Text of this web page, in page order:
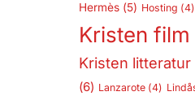
Hermès(5) Hosting (4)
Kristen film
Kristen litteratur
(6) Lanzarote(4)